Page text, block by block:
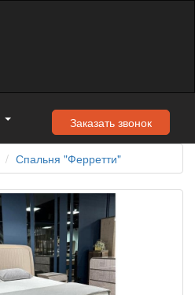
Заказать звонок
Спальня "Ферретти"